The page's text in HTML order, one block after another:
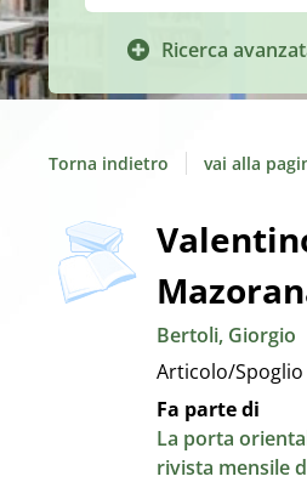
Ricerca
Torna indietro vai alla
Dettaglio
del
documento
copertina
Bertoli, Giorgio
Articolo/Spoglio
Fa parte di
La porta
rivista mensile